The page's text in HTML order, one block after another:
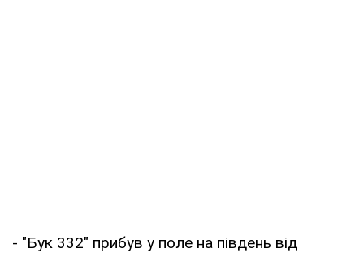
- "Бук 332" прибув у поле на південь від